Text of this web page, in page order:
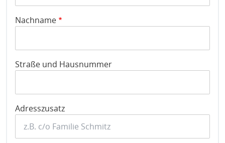
Nachname
Straße und Hausnummer
Adresszusatz